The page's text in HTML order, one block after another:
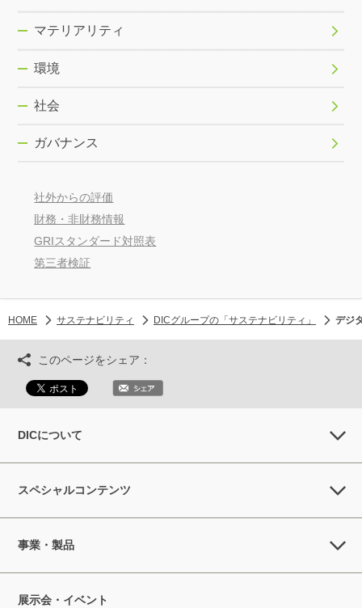
マテリアリティ
環境
社会
ガバナンス
社外からの評価
財務・非財務情報
GRIスタンダード対照表
第三者検証
HOME サステナビリティ DICグループの「サステナビリティ」 デジ
このページをシェア：
DICについて
スペシャルコンテンツ
事業・製品
展示会・イベント